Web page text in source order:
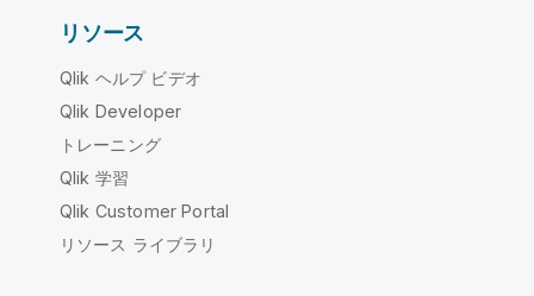
リソース
Qlik ヘルプ ビデオ
Qlik Developer
トレーニング
Qlik 学習
Qlik Customer Portal
リソース ライブラリ